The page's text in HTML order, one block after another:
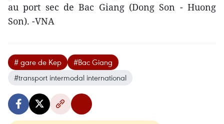
au port sec de Bac Giang (Dong Son - Huong
Son). -VNA
# gare de Kep
#Bac Giang
#transport intermodal international